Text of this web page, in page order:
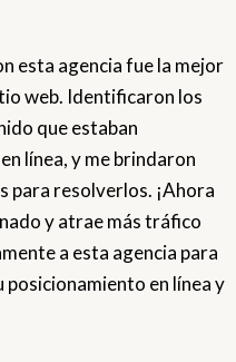
esta agencia fue la mejor
web. Identificaron los
que estaban
línea, y me brindaron
para resolverlos. ¡Ahora
y atrae más tráfico
a esta agencia para
posicionamiento en línea y